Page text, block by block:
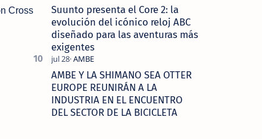
Cross
Suunto presenta el Core 2: la
evolución del icónico reloj ABC
diseñado para las aventuras más
exigentes
AMBE Y LA SHIMANO SEA OTTER
EUROPE REUNIRÁN A LA
INDUSTRIA EN EL ENCUENTRO
DEL SECTOR DE LA BICICLETA